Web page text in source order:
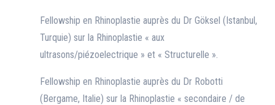
Fellowship en Rhinoplastie auprès du Dr Göksel (Istanbul,
Turquie) sur la Rhinoplastie « aux
ultrasons/piézoelectrique » et « Structurelle ».
Fellowship en Rhinoplastie auprès du Dr Robotti
(Bergame, Italie) sur la Rhinoplastie « secondaire / de